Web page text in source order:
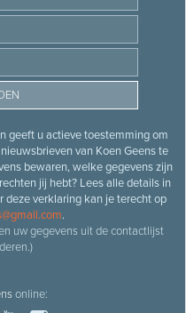
geeft u actieve toestemming om
van Koen Geens te
bewaren, welke gegevens zijn
jij hebt? Lees alle details in
deze verklaring kan je terecht op
.
uw gegevens uit de contactlijst
online: